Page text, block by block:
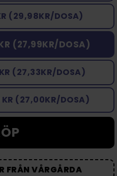
(29,98KR/DOSA)
(27,99KR/DOSA)
(27,33KR/DOSA)
(27,00KR/DOSA)
FRÅN VÅRGÅRDA